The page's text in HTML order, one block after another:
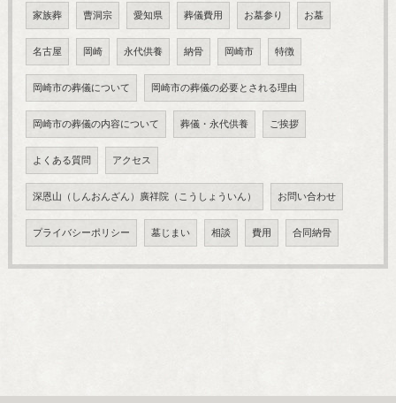
家族葬 曹洞宗 愛知県 葬儀費用 お墓参り お墓
名古屋 岡崎 永代供養 納骨 岡崎市 特徴
岡崎市の葬儀について 岡崎市の葬儀の必要とされる理由
岡崎市の葬儀の内容について 葬儀・永代供養 ご挨拶
よくある質問 アクセス
深恩山（しんおんざん）廣祥院（こうしょういん） お問い合わせ
プライバシーポリシー 墓じまい 相談 費用 合同納骨